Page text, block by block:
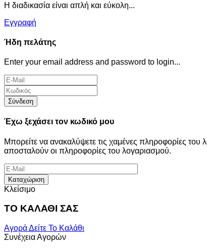
Η διαδικασία είναι απλή και εύκολη...
Εγγραφή
Ήδη πελάτης
Enter your email address and password to login...
Σύνδεση
Έχω ξεχάσει τον κωδικό μου
Μπορείτε να ανακαλύψετε τις χαμένες πληροφορίες
αποσταλούν οι πληροφορίες του λογαριασμού.
Καταχώριση
Κλείσιμο
ΤΟ ΚΑΛΑΘΙ ΣΑΣ
ΑγοράΔείτε Το Καλάθι
Συνέχεια Αγορών